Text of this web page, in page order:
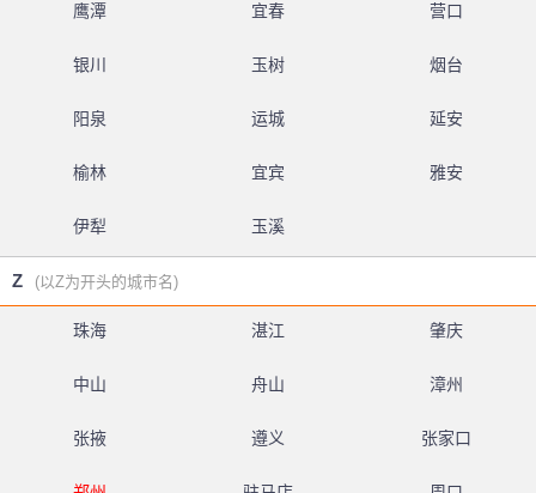
鹰潭 宜春 营口
银川 玉树 烟台
阳泉 运城 延安
榆林 宜宾 雅安
伊犁 玉溪
Z (以Z为开头的城市名)
珠海 湛江 肇庆
中山 舟山 漳州
张掖 遵义 张家口